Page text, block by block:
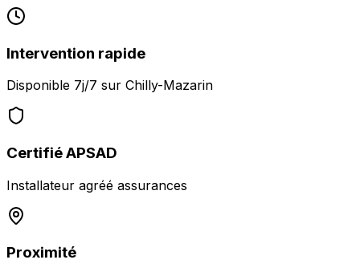
Intervention rapide
Disponible 7j/7 sur Chilly-Mazarin
Certifié APSAD
Installateur agréé assurances
Proximité